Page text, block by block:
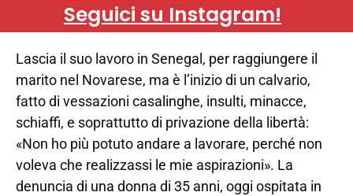
Seguici su Instagram!
Lascia il suo lavoro in Senegal, per raggiungere il
marito nel Novarese, ma è l’inizio di un calvario,
fatto di vessazioni casalinghe, insulti, minacce,
schiaffi, e soprattutto di privazione della libertà:
«Non ho più potuto andare a lavorare, perché non
voleva che realizzassi le mie aspirazioni». La
denuncia di una donna di 35 anni, oggi ospitata in